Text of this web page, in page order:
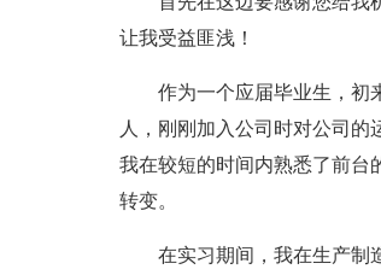
让我受益匪浅！
作为一个应届毕业生，初来
人，刚刚加入公司时对公司
我在较短的时间内熟悉了前台
转变。
在实习期间，我在生产制造